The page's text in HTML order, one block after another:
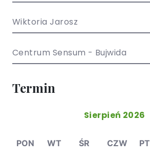
Wiktoria Jarosz
Centrum Sensum - Bujwida
Termin
Sierpień 2026
PON WT ŚR CZW PT